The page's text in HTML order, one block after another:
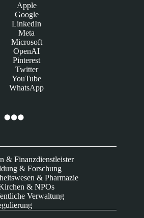
Apple
Google
LinkedIn
Meta
Microsoft
OpenAI
Pinterest
Twitter
YouTube
WhatsApp
& Finanzdienstleister
& Forschung
& Pharmazie
& NPOs
Verwaltung